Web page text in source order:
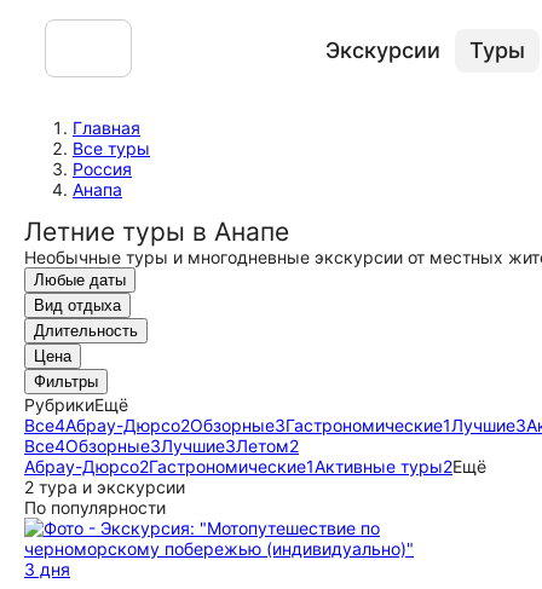
Экскурсии Туры
Главная
Все туры
Россия
Анапа
Летние туры в Анапе
Необычные туры и многодневные экскурсии от местных
Любые даты
Вид отдыха
Длительность
Цена
Фильтры
РубрикиЕщё
Все4Абрау-Дюрсо2Обзорные3Гастрономические1Лучшие3
Все4Обзорные3Лучшие3Летом2
Абрау-Дюрсо2Гастрономические1Активные туры2Ещё
2 тура и экскурсии
По популярности
3 дня